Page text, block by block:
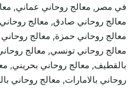
في مصر, معالج روحاني عماني,
معالج روحاني صادق, معالج
معالج روحاني حمزة, معالج
معالج روحاني تونسي, معالج
بالقطيف, معالج روحاني بحريني,
روحاني بالامارات, معالج روحاني